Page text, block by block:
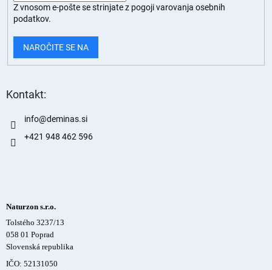
Z vnosom e-pošte se strinjate z pogoji varovanja osebnih
podatkov.
NAROČITE SE NA
Kontakt:
info@deminas.si
+421 948 462 596
Naturzon s.r.o.
Tolstého 3237/13
058 01 Poprad
Slovenská republika
IČO: 52131050